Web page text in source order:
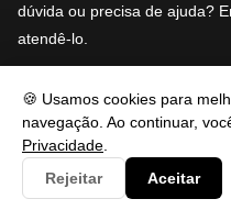
🍪 Usamos cookies para
navegação. Ao continuar,
Privacidade
Rejeitar
Aceitar
dúvida ou precisa de ajuda?
atendê-lo.
X in YT
NAVEGAÇÃO